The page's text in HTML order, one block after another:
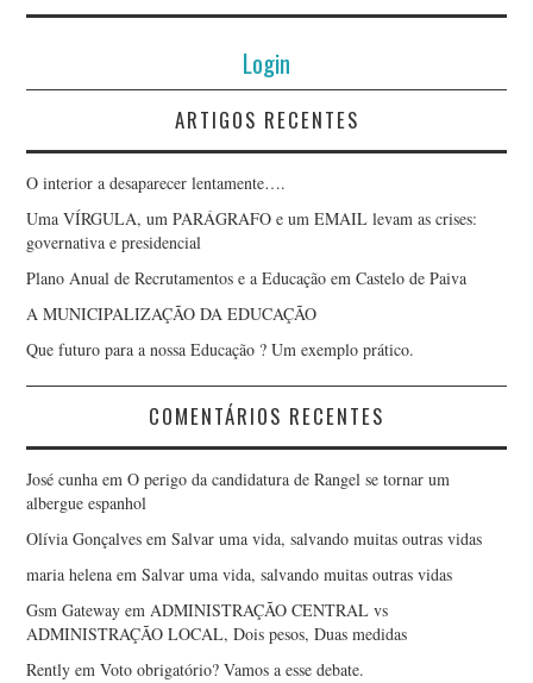
Login
ARTIGOS RECENTES
O interior a desaparecer lentamente….
Uma VÍRGULA, um PARÁGRAFO e um EMAIL levam as crises:
governativa e presidencial
Plano Anual de Recrutamentos e a Educação em Castelo de Paiva
A MUNICIPALIZAÇÃO DA EDUCAÇÃO
Que futuro para a nossa Educação ? Um exemplo prático.
COMENTÁRIOS RECENTES
José cunha emO perigo da candidatura de Rangel se tornar um
albergue espanhol
Olívia Gonçalves emSalvar uma vida, salvando muitas outras vidas
maria helena emSalvar uma vida, salvando muitas outras vidas
Gsm Gateway emADMINISTRAÇÃO CENTRAL vs
ADMINISTRAÇÃO LOCAL, Dois pesos, Duas medidas
Rently emVoto obrigatório? Vamos a esse debate.